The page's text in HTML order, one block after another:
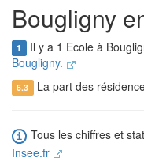
Bougligny
1 Il y a 1 Ecole à
Bougligny.
6.3 La part des
Tous les chiffres et
Insee.fr